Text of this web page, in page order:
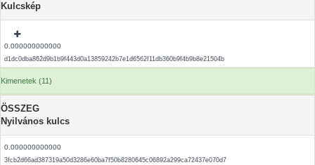
Kulcskép
0.000000000000
d1dc0dba862d9b1b9f443d0a13859242b7e1d6562f11db360b9f4b9b8e21504b
Kimenetek (11)
ÖSSZEG
Nyilvános kulcs
0.000000000000
3fcb2d66ad387319a50d3286e60ba7f50b8280645c06892a299ca72437e070d7